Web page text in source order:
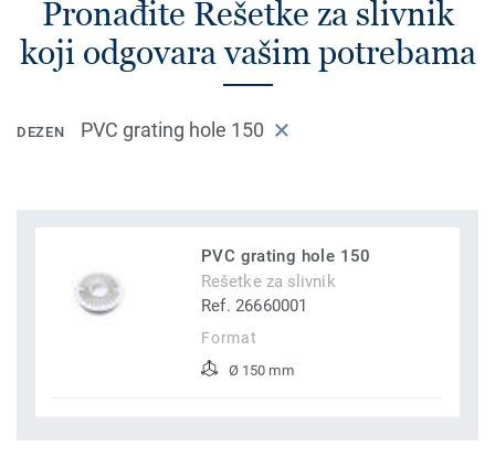
Pronađite Rešetke za slivnik
koji odgovara vašim potrebama
DEZEN PVC grating hole 150
PVC grating hole 150
Rešetke za slivnik
Ref. 26660001
Format
Ø 150 mm